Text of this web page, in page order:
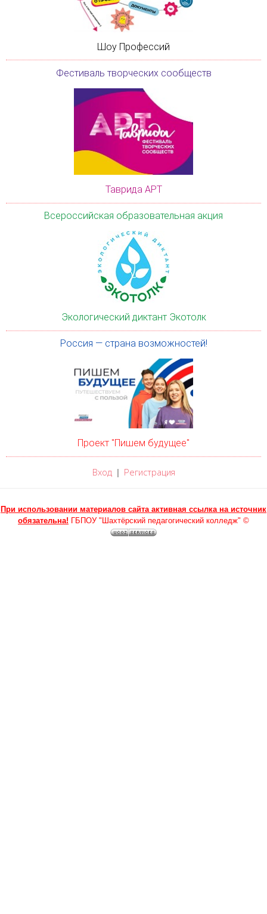
Шоу Профессий
Фестиваль творческих сообществ
Таврида АРТ
Всероссийская образовательная акция
Экологический диктант Экотолк
Россия — страна возможностей!
Проект "Пишем будущее"
Вход| Регистрация
При использовании материалов сайта активная ссылка на источник
обязательна! ГБПОУ "Шахтёрский педагогический колледж" ©